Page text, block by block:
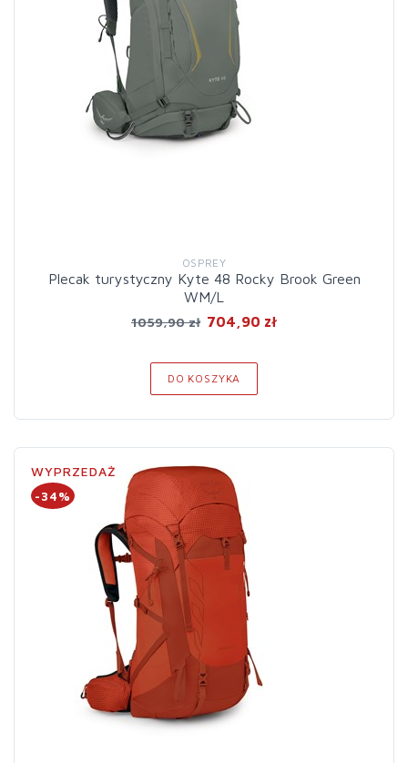
OSPREY
Plecak turystyczny Kyte 48 Rocky Brook Green
WM/L
1059,90 zł 704,90 zł
DO KOSZYKA
WYPRZEDAŻ
-34%